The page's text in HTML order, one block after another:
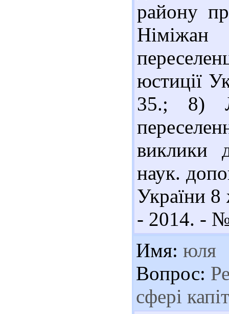
району
юстиції
35.; 8)
виклики
наук.
України
- 2014. -
Имя: юля
Вопрос:
сфері